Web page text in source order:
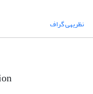
نظریه‎ی گراف